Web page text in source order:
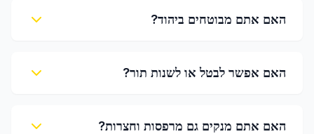
האם אתם מבוטחים ביהוד?
האם אפשר לבטל או לשנות תור?
האם אתם מנקים גם מרפסות וחצרות?